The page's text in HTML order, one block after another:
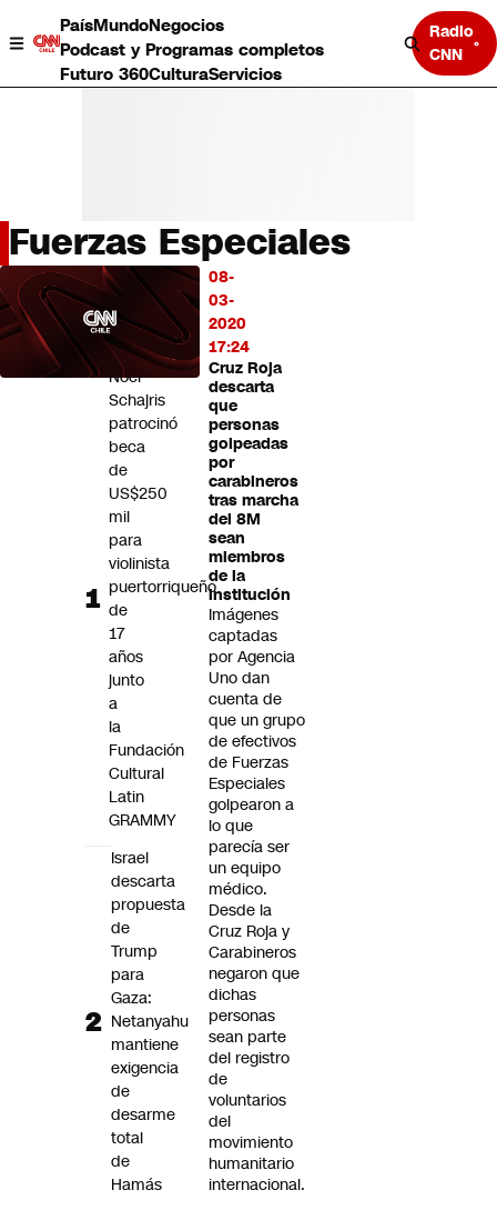
PaísMundoNegocios
Podcast y Programas completos
Futuro 360CulturaServicios
Radio
CNN
País
Mundo
Negocios
Deportes
Programas completos
CNN tiempo
Fuerzas Especiales
08-
03-
2020
17:24
Cruz Roja
descarta
que
personas
golpeadas
por
carabineros
tras marcha
del 8M
sean
miembros
de la
institución
Imágenes
captadas
por Agencia
Uno dan
cuenta de
que un grupo
de efectivos
de Fuerzas
Especiales
golpearon a
lo que
parecía ser
un equipo
médico.
Desde la
Cruz Roja y
Carabineros
negaron que
dichas
personas
sean parte
del registro
de
voluntarios
del
movimiento
humanitario
internacional.
LO
MÁS
LEÍDO
Noel
Schajris
patrocinó
beca
de
US$250
mil
para
violinista
puertorriqueño
de
17
años
junto
a
la
Fundación
Cultural
Latin
GRAMMY
Israel
descarta
propuesta
de
Trump
para
Gaza:
Netanyahu
mantiene
exigencia
de
desarme
total
de
Hamás